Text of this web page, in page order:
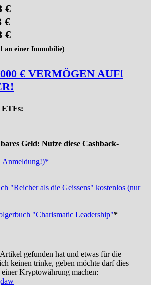
€
€
€
an einer Immobilie)
€ VERMÖGEN AUF!
Geld: Nutze diese Cashback-
Anmeldung!)*
"Reicher als die Geissens" kostenlos (nur
"Charismatic Leadership"*
gefunden hat und etwas für die
keinen trinke, geben möchte darf dies
einer Kryptowährung machen: